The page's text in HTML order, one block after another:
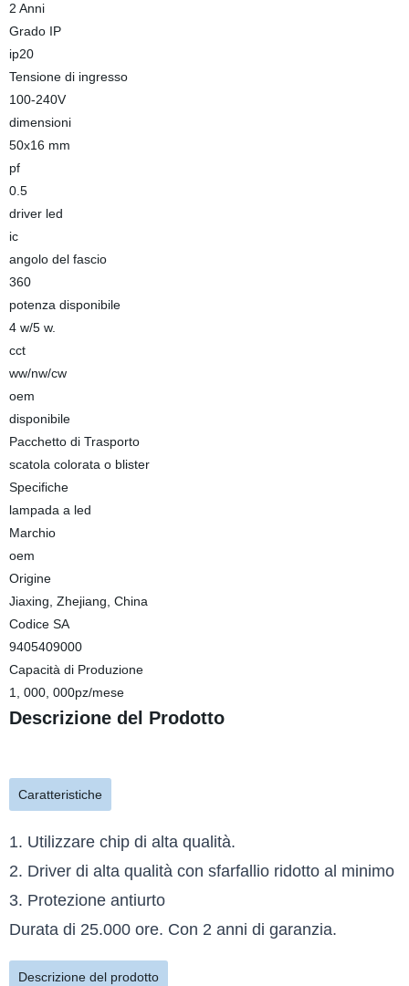
2 Anni
Grado IP
ip20
Tensione di ingresso
100-240V
dimensioni
50x16 mm
pf
0.5
driver led
ic
angolo del fascio
360
potenza disponibile
4 w/5 w.
cct
ww/nw/cw
oem
disponibile
Pacchetto di Trasporto
scatola colorata o blister
Specifiche
lampada a led
Marchio
oem
Origine
Jiaxing, Zhejiang, China
Codice SA
9405409000
Capacità di Produzione
1, 000, 000pz/mese
Descrizione del Prodotto
Caratteristiche
1. Utilizzare chip di alta qualità.
2. Driver di alta qualità con sfarfallio ridotto al minimo
3. Protezione antiurto
Durata di 25.000 ore. Con 2 anni di garanzia.
Descrizione del prodotto